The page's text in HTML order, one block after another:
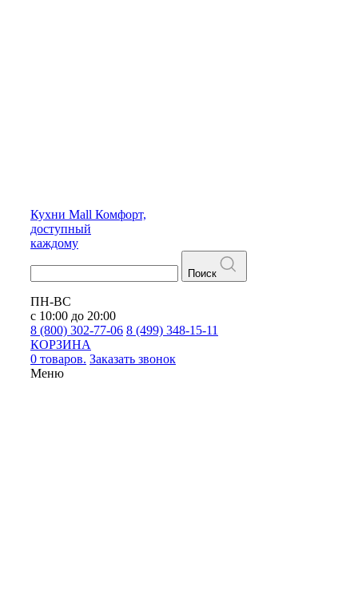
Кухни Mall Комфорт,
доступный
каждому
Поиск
ПН-ВС
с 10:00 до 20:00
8 (800) 302-77-06 8 (499) 348-15-11
КОРЗИНА
0 товаров. Заказать звонок
Меню